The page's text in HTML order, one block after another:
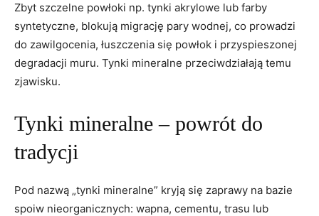
Zbyt szczelne powłoki np. tynki akrylowe lub farby
syntetyczne, blokują migrację pary wodnej, co prowadzi
do zawilgocenia, łuszczenia się powłok i przyspieszonej
degradacji muru. Tynki mineralne przeciwdziałają temu
zjawisku.
Tynki mineralne – powrót do
tradycji
Pod nazwą „tynki mineralne” kryją się zaprawy na bazie
spoiw nieorganicznych: wapna, cementu, trasu lub